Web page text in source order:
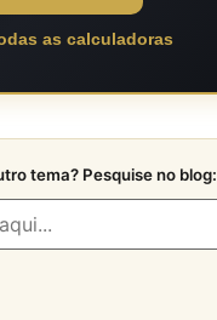
as calculadoras
tema? Pesquise no blog: